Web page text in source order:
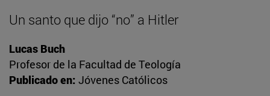
Un santo que dijo “no” a Hitler
Lucas Buch
Profesor de la Facultad de Teología
Publicado en: Jóvenes Católicos